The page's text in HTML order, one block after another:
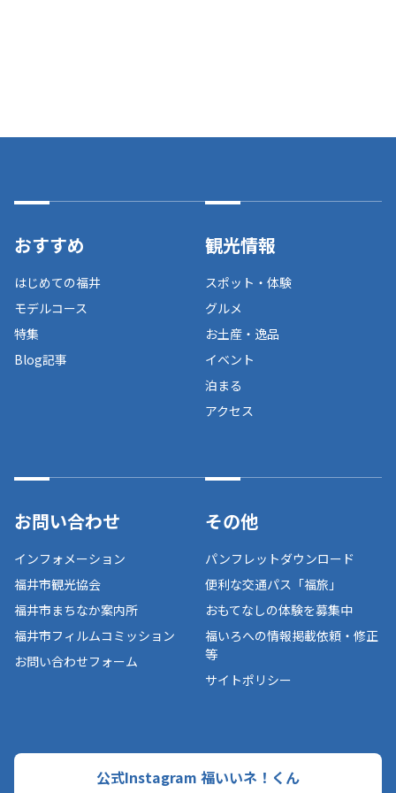
おすすめ
はじめての福井
モデルコース
特集
Blog記事
観光情報
スポット・体験
グルメ
お土産・逸品
イベント
泊まる
アクセス
お問い合わせ
インフォメーション
福井市観光協会
福井市まちなか案内所
福井市フィルムコミッション
お問い合わせフォーム
その他
パンフレットダウンロード
便利な交通パス「福旅」
おもてなしの体験を募集中
福いろへの情報掲載依頼・修正
等
サイトポリシー
公式Instagram 福いいネ！くん